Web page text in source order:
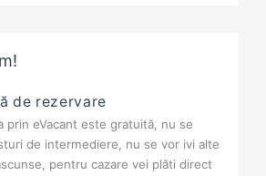
de rezervare
prin eVacant este gratuită, nu se
de intermediere, nu se vor ivi alte
pentru cazare vei plăti direct